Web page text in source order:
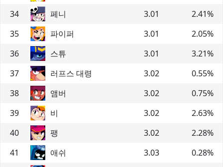
34
페니 3.01 2.41%
35
파이퍼 3.01 2.05%
36
스튜 3.01 3.21%
37
러프스 대령 3.02 0.55%
38
앰버 3.02 0.75%
39
비 3.02 2.63%
40
팽 3.02 2.28%
41
애쉬 3.03 0.28%